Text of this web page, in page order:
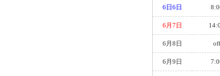
6日6日
6月7日
6月8日 off
6月9日